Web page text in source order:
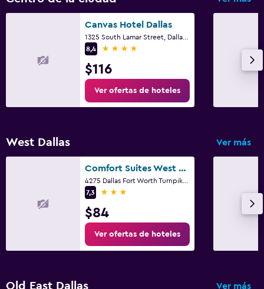
Canvas Hotel Dallas
8,4
4 estrellas
$116
Ver ofertas de hoteles
West Dallas Ver más
Comfort Suites West Dallas - Cockrell Hill
7,3
3 estrellas
$84
Ver ofertas de hoteles
Old East Dallas Ver más